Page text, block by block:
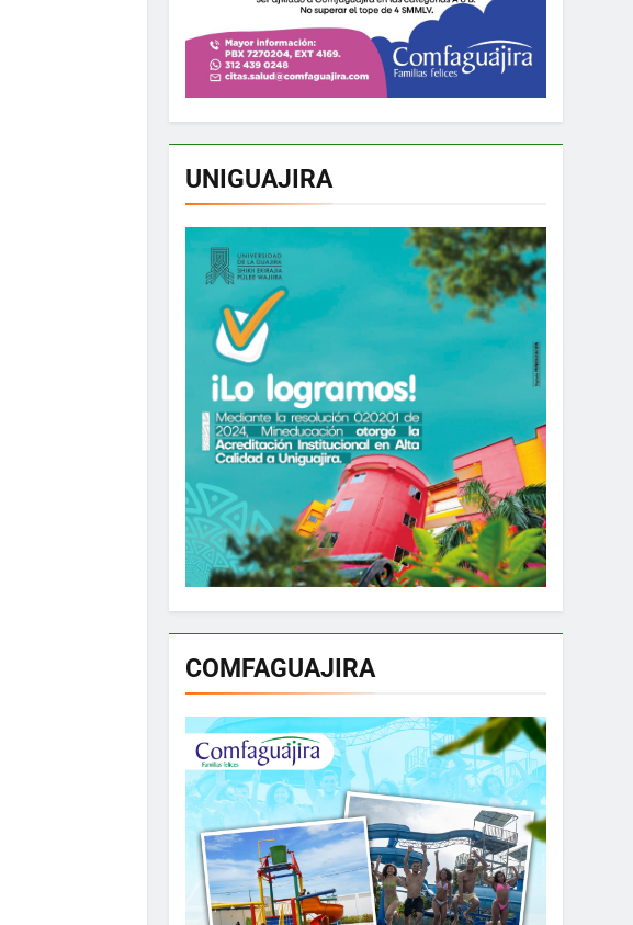
UNIGUAJIRA
COMFAGUAJIRA